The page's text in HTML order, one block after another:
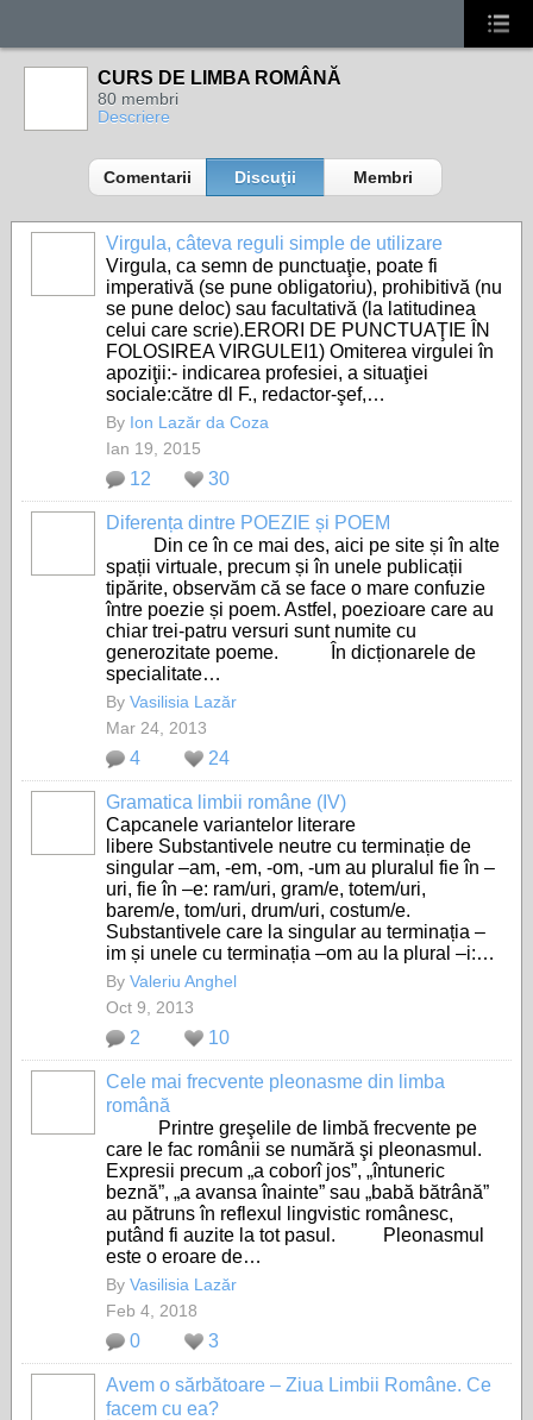
CURS DE LIMBA ROMÂNĂ
80 membri
Descriere
Comentarii Discuţii Membri
Virgula, câteva reguli simple de utilizare
Virgula, ca semn de punctuaţie, poate fi
imperativă (se pune obligatoriu), prohibitivă (nu
se pune deloc) sau facultativă (la latitudinea
celui care scrie).ERORI DE PUNCTUAŢIE ÎN
FOLOSIREA VIRGULEI1) Omiterea virgulei în
apoziţii:- indicarea profesiei, a situaţiei
sociale:către dl F., redactor-şef,…
By Ion Lazăr da Coza
Ian 19, 2015
12 30
Diferența dintre POEZIE și POEM
Din ce în ce mai des, aici pe site și în alte
spații virtuale, precum și în unele publicații
tipărite, observăm că se face o mare confuzie
între poezie și poem. Astfel, poezioare care au
chiar trei-patru versuri sunt numite cu
generozitate poeme. În dicționarele de
specialitate…
By Vasilisia Lazăr
Mar 24, 2013
4 24
Gramatica limbii române (IV)
Capcanele variantelor literare
libere Substantivele neutre cu terminație de
singular –am, -em, -om, -um au pluralul fie în –
uri, fie în –e: ram/uri, gram/e, totem/uri,
barem/e, tom/uri, drum/uri, costum/e.
Substantivele care la singular au terminația –
im și unele cu terminația –om au la plural –i:…
By Valeriu Anghel
Oct 9, 2013
2 10
Cele mai frecvente pleonasme din limba
română
Printre greşelile de limbă frecvente pe
care le fac românii se numără şi pleonasmul.
Expresii precum „a coborî jos”, „întuneric
beznă”, „a avansa înainte” sau „babă bătrână”
au pătruns în reflexul lingvistic românesc,
putând fi auzite la tot pasul. Pleonasmul
este o eroare de…
By Vasilisia Lazăr
Feb 4, 2018
0 3
Avem o sărbătoare – Ziua Limbii Române. Ce
facem cu ea?